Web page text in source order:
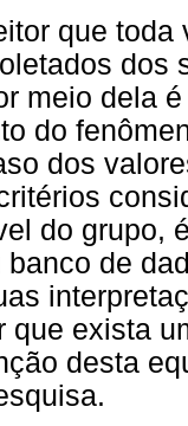
que
dos
meio dela
do
dos
do grupo,
de
que exista
desta